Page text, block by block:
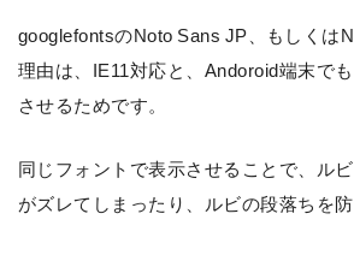
googlefontsのNoto Sans JP、もしくは
理由は、IE11対応と、Andoroid端末で
させるためです。
同じフォントで表示させることで、ル
がズレてしまったり、ルビの段落ちを防